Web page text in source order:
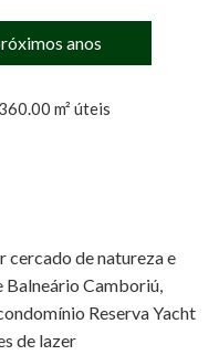
anos
360.00 m² úteis
cercado de natureza e
Camboriú,
Reserva Yacht
de lazer